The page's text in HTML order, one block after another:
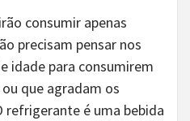
consumir apenas
precisam pensar nos
idade para consumirem
que agradam os
refrigerante é uma bebida